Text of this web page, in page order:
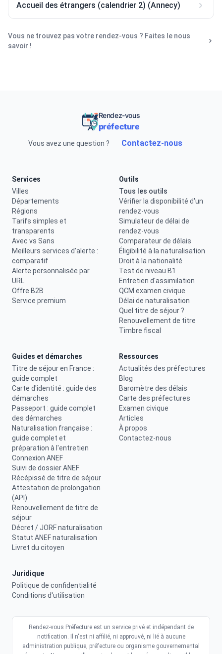
Accueil des étrangers (calendrier 2) (Annecy)
Vous ne trouvez pas votre rendez-vous ? Faites le nous
savoir !
Rendez-vous
préfecture
Vous avez une question ? Contactez-nous
Services
Villes
Départements
Régions
Tarifs simples et
transparents
Avec vs Sans
Meilleurs services d'alerte :
comparatif
Alerte personnalisée par
URL
Offre B2B
Service premium
Outils
Tous les outils
Vérifier la disponibilité d'un
rendez-vous
Simulateur de délai de
rendez-vous
Comparateur de délais
Éligibilité à la naturalisation
Droit à la nationalité
Test de niveau B1
Entretien d'assimilation
QCM examen civique
Délai de naturalisation
Quel titre de séjour ?
Renouvellement de titre
Timbre fiscal
Guides et démarches
Titre de séjour en France :
guide complet
Carte d'identité : guide des
démarches
Passeport : guide complet
des démarches
Naturalisation française :
guide complet et
préparation à l'entretien
Connexion ANEF
Suivi de dossier ANEF
Récépissé de titre de séjour
Attestation de prolongation
(API)
Renouvellement de titre de
séjour
Décret / JORF naturalisation
Statut ANEF naturalisation
Livret du citoyen
Ressources
Actualités des préfectures
Blog
Baromètre des délais
Carte des préfectures
Examen civique
Articles
À propos
Contactez-nous
Juridique
Politique de confidentialité
Conditions d'utilisation
Rendez-vous Préfecture est un service privé et indépendant de
notification. Il n'est ni affilié, ni approuvé, ni lié à aucune
administration publique, préfecture ou organisme gouvernemental